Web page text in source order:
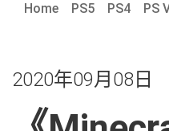
Home PS5 PS4 PS
2020年09月08日